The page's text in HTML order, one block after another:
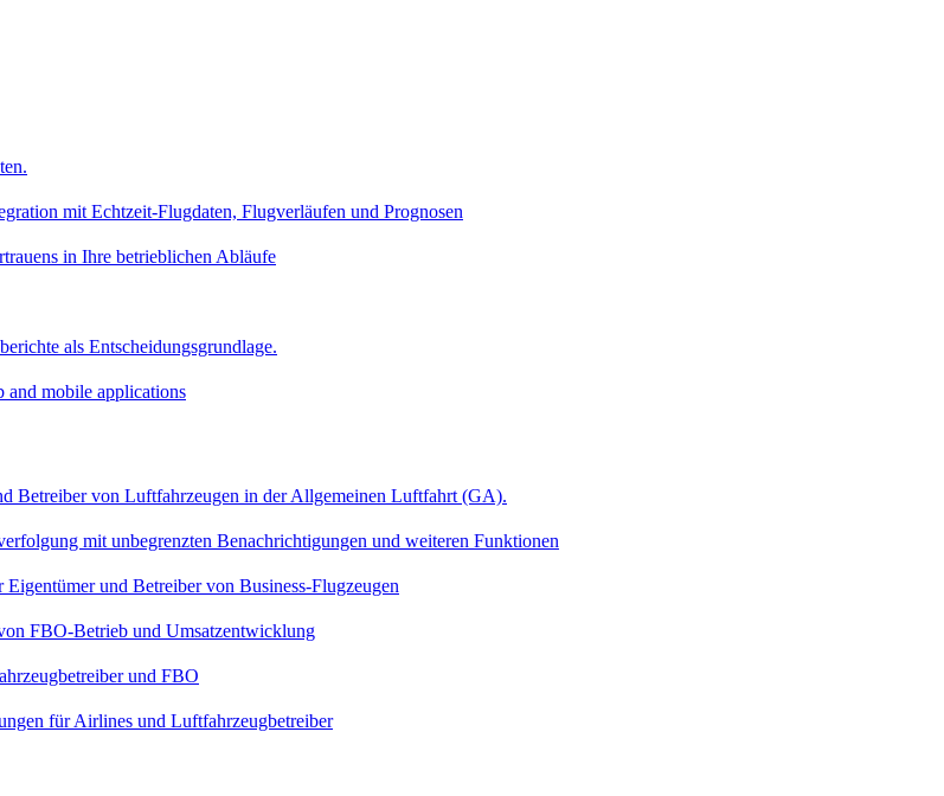
mit Echtzeit-Flugdaten, Flugverläufen und Prognosen
in Ihre betrieblichen Abläufe
als Entscheidungsgrundlage.
and mobile applications
Betreiber von Luftfahrzeugen in der Allgemeinen Luftfahrt (GA).
mit unbegrenzten Benachrichtigungen und weiteren Funktionen
und Betreiber von Business-Flugzeugen
FBO-Betrieb und Umsatzentwicklung
und FBO
für Airlines und Luftfahrzeugbetreiber